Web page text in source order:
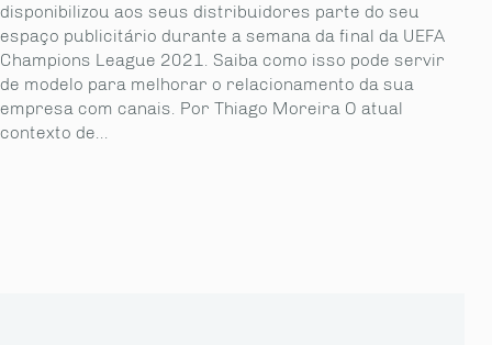
disponibilizou aos seus distribuidores parte do seu
espaço publicitário durante a semana da final da UEFA
Champions League 2021. Saiba como isso pode servir
de modelo para melhorar o relacionamento da sua
empresa com canais. Por Thiago Moreira O atual
contexto de...